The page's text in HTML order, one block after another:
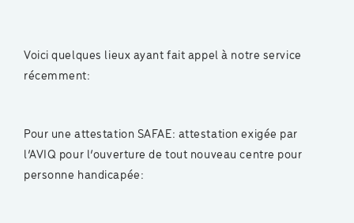
Voici quelques lieux ayant fait appel à notre service
récemment:
Pour une attestation SAFAE: attestation exigée par
l’AVIQ pour l’ouverture de tout nouveau centre pour
personne handicapée: